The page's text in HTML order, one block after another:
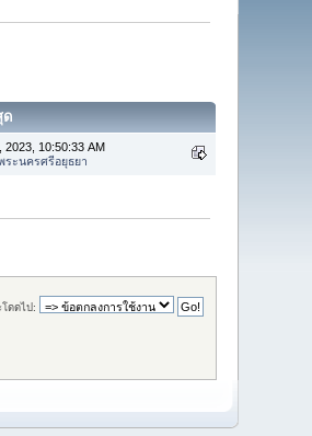
ด
2023, 10:50:33 AM
ระนครศรีอยุธยา
โดดไป: